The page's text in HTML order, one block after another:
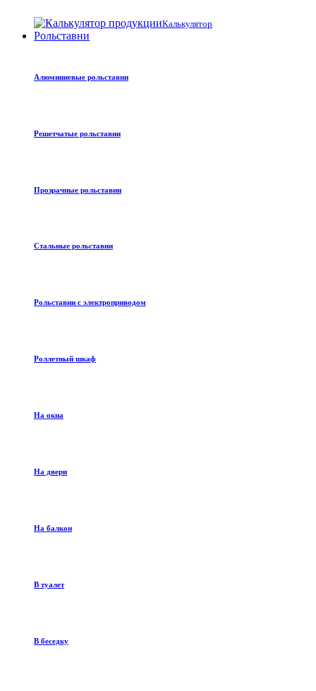
Калькулятор
Рольставни
Алюминиевые рольставни
Решетчатые рольставни
Прозрачные рольставни
Стальные рольставни
Рольставни с электроприводом
Роллетный шкаф
На окна
На двери
На балкон
В туалет
В беседку